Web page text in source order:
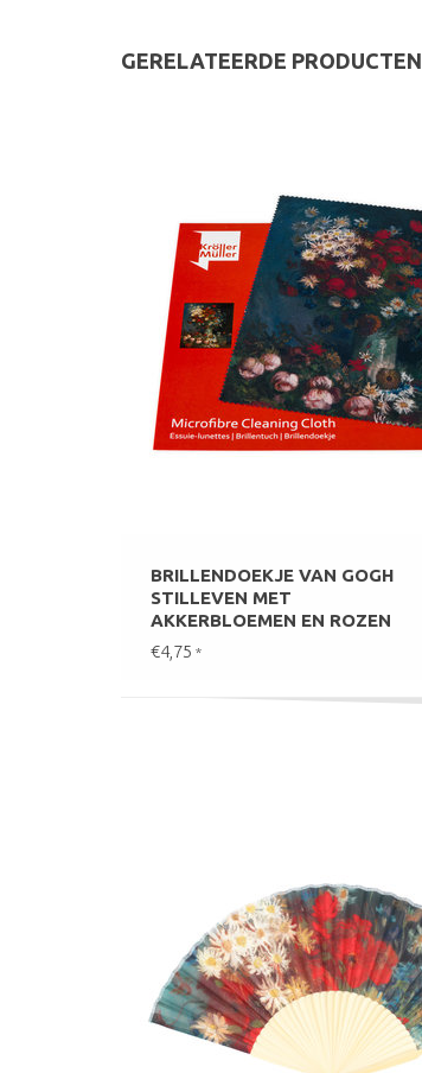
GERELATEERDE PRODUCTEN
BRILLENDOEKJE VAN GOGH
STILLEVEN MET
AKKERBLOEMEN EN ROZEN
€4,75 *